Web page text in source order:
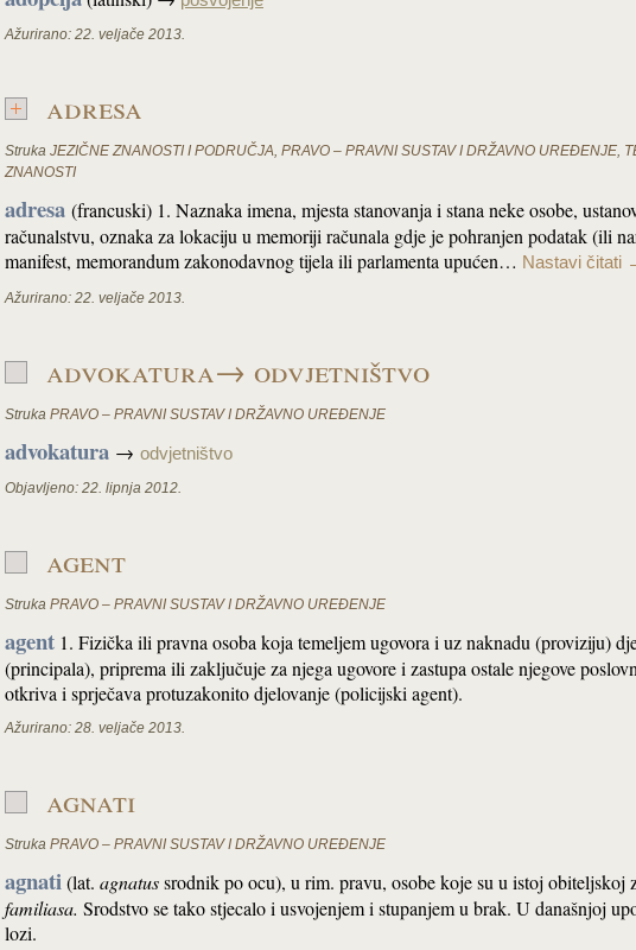
Ažurirano: 22. veljače 2013.
adresa
Struka JEZIČNE ZNANOSTI I PODRUČJA, PRAVO – PRAVNI SUSTAV I DRŽAVNO UREĐENJE,
ZNANOSTI
adresa (francuski) 1. Naznaka imena, mjesta stanovanja i stana neke osobe,
računalstvu, oznaka za lokaciju u memoriji računala gdje je pohranjen podatak (ili
manifest, memorandum zakonodavnog tijela ili parlamenta upućen… Nastavi čitati
Ažurirano: 22. veljače 2013.
advokatura→ odvjetništvo
Struka PRAVO – PRAVNI SUSTAV I DRŽAVNO UREĐENJE
advokatura → odvjetništvo
Objavljeno: 22. lipnja 2012.
agent
Struka PRAVO – PRAVNI SUSTAV I DRŽAVNO UREĐENJE
agent 1. Fizička ili pravna osoba koja temeljem ugovora i uz naknadu (proviziju)
(principala), priprema ili zaključuje za njega ugovore i zastupa ostale njegove
otkriva i sprječava protuzakonito djelovanje (policijski agent).
Ažurirano: 28. veljače 2013.
agnati
Struka PRAVO – PRAVNI SUSTAV I DRŽAVNO UREĐENJE
agnati(lat. agnatussrodnik po ocu), u rim. pravu, osobe koje su u istoj obiteljskoj
familiasa. Srodstvo se tako stjecalo i usvojenjem i stupanjem u brak. U današnjoj
lozi.